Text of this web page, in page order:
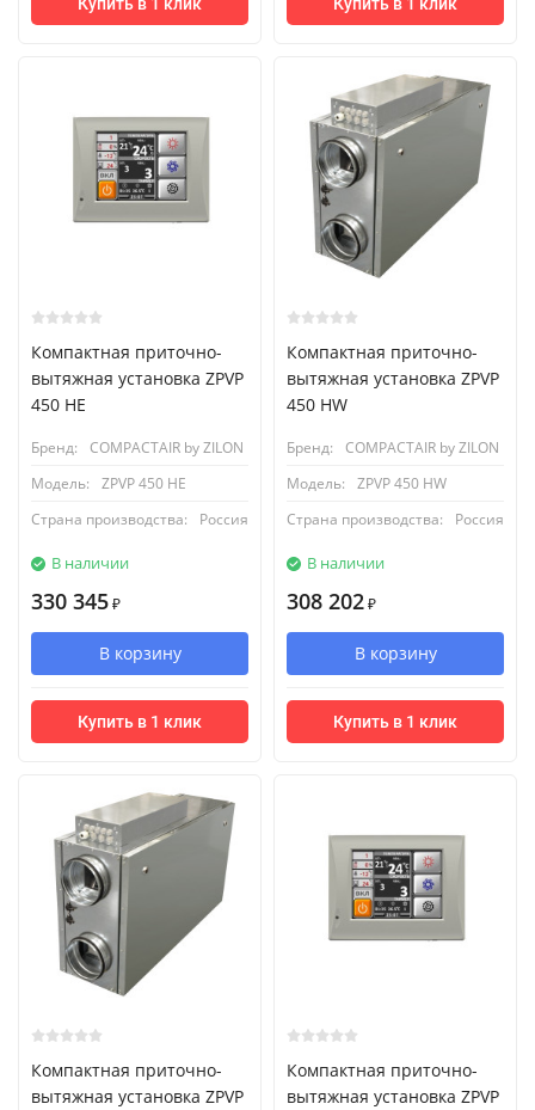
Компактная приточно-
вытяжная установка ZPVP
450 HE
Бренд:
COMPACTAIR by ZILON
Модель:
ZPVP 450 HE
Страна производства:
Россия
В наличии
330 345 ₽
В корзину
Купить в 1 клик
Компактная приточно-
вытяжная установка ZPVP
450 HW
Бренд:
COMPACTAIR by ZILON
Модель:
ZPVP 450 HW
Страна производства:
Россия
В наличии
308 202 ₽
В корзину
Купить в 1 клик
Компактная приточно-
вытяжная установка ZPVP
Компактная приточно-
вытяжная установка ZPVP